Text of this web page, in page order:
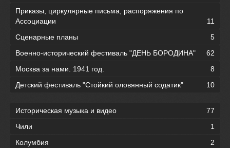
Приказы, циркулярные письма, распоряжения по
Ассоциации
11
Сценарные планы
5
Военно-исторический фестиваль "ДЕНЬ БОРОДИНА"
62
Москва за нами. 1941 год.
8
Детский фестиваль "Стойкий оловянный содатик"
10
Историческая музыка и видео
77
Чили
1
Колумбия
2